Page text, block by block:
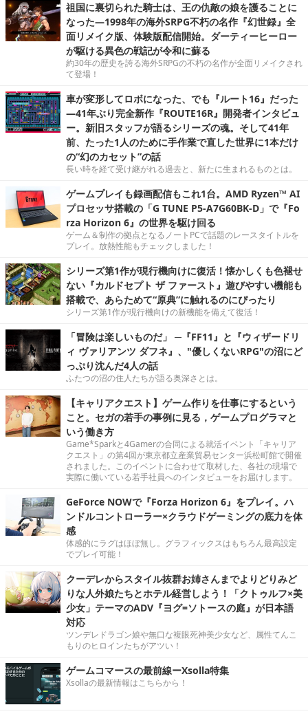
祖国に裏切られた騎士は、王の仇敵の娘を護ることに
なった―1998年の海外SRPG不朽の名作『幻世録』全
面リメイク版、体験版配信開始。ダーティーヒーロー
が駆ける異色の戦記が令和に蘇る
約30年の歴史を誇る海外SRPGの不朽の名作が全面リメイクされ
て登場！
車が変形してロボになった、でも『ルート16』だった
―41年ぶり完全新作『ROUTE16R』開発者インタビュ
ー。新旧スタッフが語るシリーズの魂。そして41年
前、たった1人のために手作業で直した世界に1本だけ
の“幻のカセット”の話
長い時を経て受け継がれる過去と、新たに生まれるものとは。
ゲームプレイも録画配信もこれ1台。AMD Ryzen™ AI
プロセッサ搭載の「G TUNE P5-A7G60BK-D」で『Fo
rza Horizon 6』の世界を駆け回る
ゲーム＆制作の拠点となるノートPCで話題のレースタイトルを
プレイ。放熱性能もチェックしました！
シリーズ第1作が現行機向けに復活！懐かしくも色褪せ
ない『カルドセプト ザ ファースト』遊びやすい機能も
搭載で、あらためて“原典”に触れるのにぴったり
シリーズ第1作が現行機向けの新機能を備えて復活！
「冒険は楽しいものだ」 ─『FF11』と『ウィザードリ
ィ ヴァリアンツ ダフネ』、"優しくないRPG"の沼にど
っぷり沈んだ4人の話
ふたつの沼の住人たちが語る奥深さとは。
【キャリアクエスト】ゲーム作りを仕事にするという
こと。セガの若手の事例に見る，ゲームプログラマと
いう働き方
Game*Sparkと4Gamerの合同による就活イベント「キャリア
クエスト」の第4回が東京都立産業貿易センター浜松町館で開催
されました。このイベントに合わせて取材した、各社の現場で
実際に働いている若手社員へのインタビューをお届けします。
GeForce NOWで『Forza Horizon 6』をプレイ。ハ
ンドルコントローラー×クラウドゲーミングの底力を体
感
体感的にラグはほぼ無し。グラフィックスはもちろん最高設定
でプレイ可能！
クーデレからスタイル抜群お姉さんまでよりどりみど
りな人外娘たちとホテル経営しよう！「クトゥルフ×美
少女」テーマのADV『ヨグ=ソトースの庭』が日本語
対応
ツンデレドラゴン娘や無口な複眼死神美少女など、属性てんこ
もりのヒロインたちがアツい！
ゲームコマースの最前線ーXsolla特集
Xsollaの最新情報はこちらから！